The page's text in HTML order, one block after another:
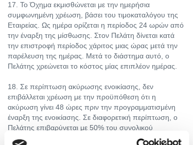
17. Το Όχημα εκμισθώνεται με την ημερήσια
συμφωνημένη χρέωση, βάσει του τιμοκαταλόγου της
Εταιρείας. Ως ημέρα ορίζεται η περίοδος 24 ωρών από
την έναρξη της μίσθωσης. Στον Πελάτη δίνεται κατά
την επιστροφή περίοδος χάριτος μιας ώρας μετά την
παρέλευση της ημέρας. Μετά το διάστημα αυτό, ο
Πελάτης χρεώνεται το κόστος μίας επιπλέον ημέρας.
18. Σε περίπτωση ακύρωσης ενοικίασης, δεν
επιβάλλεται χρέωση με την προϋπόθεση ότι η
ακύρωση γίνει 48 ώρες πριν την προγραμματισμένη
έναρξη της ενοικίασης. Σε διαφορετική περίπτωση, ο
Πελάτης επιβαρύνεται με 50% του συνολικού
τιμήματος της μίσθωσης.